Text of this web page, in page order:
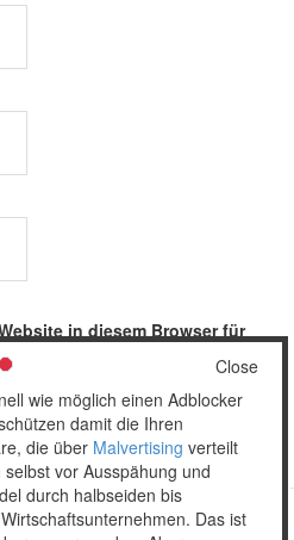
in diesem Browser für
speichern.
Close
wie möglich einen Adblocker
damit die Ihren
die über Malvertising verteilt
vor Ausspähung und
durch halbseiden bis
Das ist